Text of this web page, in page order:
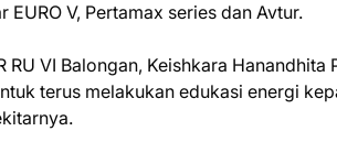
V, Pertamax series dan Avtur.
VI Balongan, Keishkara Hanandhita
terus melakukan edukasi energi